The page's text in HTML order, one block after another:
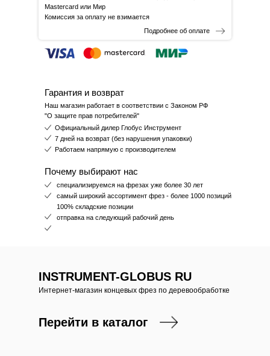
Mastercard или Мир
Комиссия за оплату не взимается
Подробнее об оплате
Гарантия и возврат
Наш магазин работает в соответствии с Законом РФ
"О защите прав потребителей"
Почему выбирают нас
специализируемся на фрезах уже более 30 лет
самый широкий ассортимент фрез - более 1000 позиций
100% складские позиции
отправка на следующий рабочий день
Официальный дилер Глобус Инструмент
7 дней на возврат (без нарушения упаковки)
Работаем напрямую с производителем
INSTRUMENT-GLOBUS RU
Интернет-магазин концевых фрез по деревообработке
Перейти в каталог